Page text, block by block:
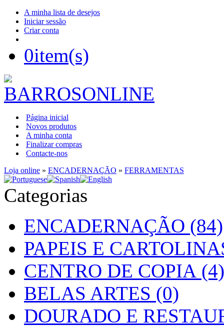
A minha lista de desejos
Iniciar sessão
Criar conta
0item(s)
Página inicial
Novos produtos
A minha conta
Finalizar compras
Contacte-nos
Loja online » ENCADERNAÇÃO » FERRAMENTAS
Categorias
ENCADERNAÇÃO (84)
PAPEIS E
CENTRO DE COPIA (4)
BELAS ARTES (0)
DOURADO E